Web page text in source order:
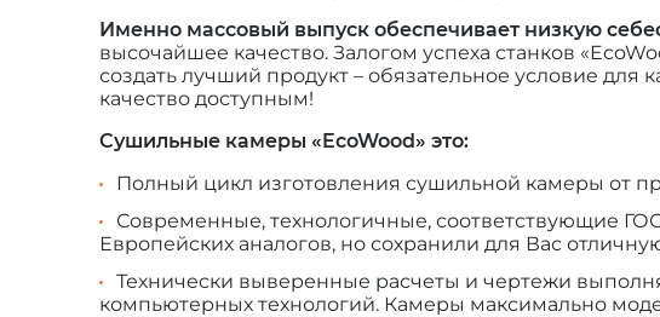
Именно массовый выпуск обеспечивает низкую
высочайшее качество. Залогом успеха станков
создать лучший продукт – обязательное условие
качество доступным!
Сушильные камеры «EcoWood» это:
Полный цикл изготовления сушильной камеры от
Современные, технологичные, соответствующие
Европейских аналогов, но сохранили для Вас
Технически выверенные расчеты и чертежи
компьютерных технологий. Камеры максимально